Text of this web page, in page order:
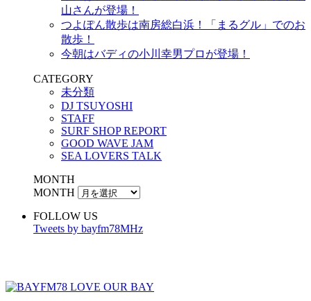
山さんが登場！
つよぽん散歩は南房総白浜！「まるグル」でのお
散歩！
今朝はバディの小川幸男プロが登場！
CATEGORY
未分類
DJ TSUYOSHI
STAFF
SURF SHOP REPORT
GOOD WAVE JAM
SEA LOVERS TALK
MONTH
MONTH
FOLLOW US
Tweets by bayfm78MHz